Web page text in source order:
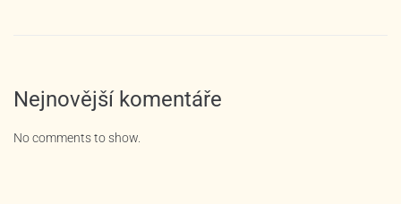
Nejnovější komentáře
No comments to show.